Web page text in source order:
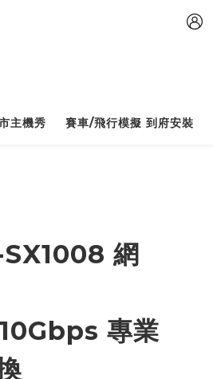
主機秀 賽車/飛行模擬 到府安裝
網
專業